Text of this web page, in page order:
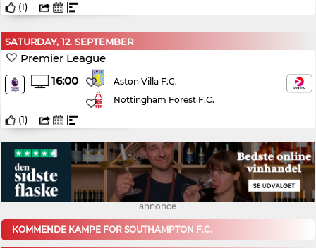
(1)
SATURDAY, 12. SEPTEMBER
Premier League
16:00
Aston Villa F.C.
Nottingham Forest F.C.
(1)
annonce
KOMMENDE KAMPE FOR SOUTHAMPTON F.C.